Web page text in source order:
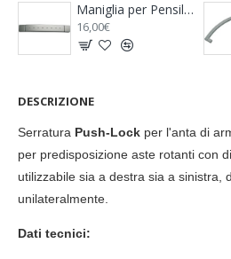
Maniglione Curvo
13,49€
DESCRIZIONE
Serratura Push-Lock per l'anta di
per predisposizione aste rotanti con
utilizzabile sia a destra sia a sinistra,
unilateralmente.
Dati tecnici: